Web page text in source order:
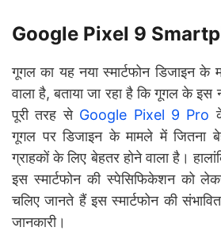
Google Pixel 9
गूगल का यह नया स्मार्टफोन डिजाइन के
वाला है, बताया जा रहा है कि गूगल के इस
पूरी तरह से Google Pixel 9 Pro
गूगल पर डिजाइन के मामले में जितना
ग्राहकों के लिए बेहतर होने वाला है।
इस स्मार्टफोन की स्पेसिफिकेशन को
चलिए जानते हैं इस स्मार्टफोन की
जानकारी।